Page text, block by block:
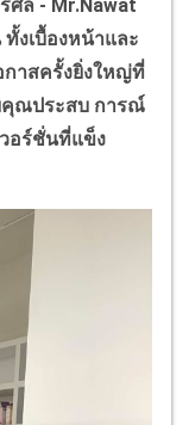
ศีล - Mr.Nawat
ทั้งเบื้องหน้าและ
กาสครั้งยิ่งใหญ่ที่
ณประสบ การณ์
อร์ชั่นที่แข็ง